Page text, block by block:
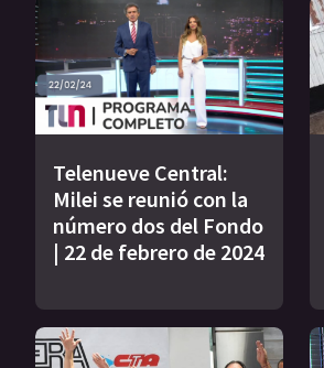
Telenueve Central:
Milei se reunió con la
número dos del Fondo
| 22 de febrero de 2024